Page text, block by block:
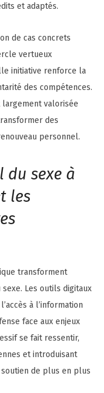
et adaptés.
de cas concrets
vertueux
initiative renforce la
des compétences.
largement valorisée
des
personnel.
du sexe à
les
transforment
Les outils digitaux
à l’information
face aux enjeux
se fait ressentir,
et introduisant
de plus en plus